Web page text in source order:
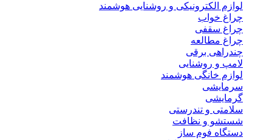
لوازم الکترونیکی و روشنایی هوشمند
چراغ خواب
چراغ سقفی
چراغ مطالعه
چندراهی برقی
لامپ و روشنایی
لوازم خانگی هوشمند
سرمایشی
گرمایشی
سلامتی و تندرستی
شستشو و نظافت
دستگاه فوم ساز